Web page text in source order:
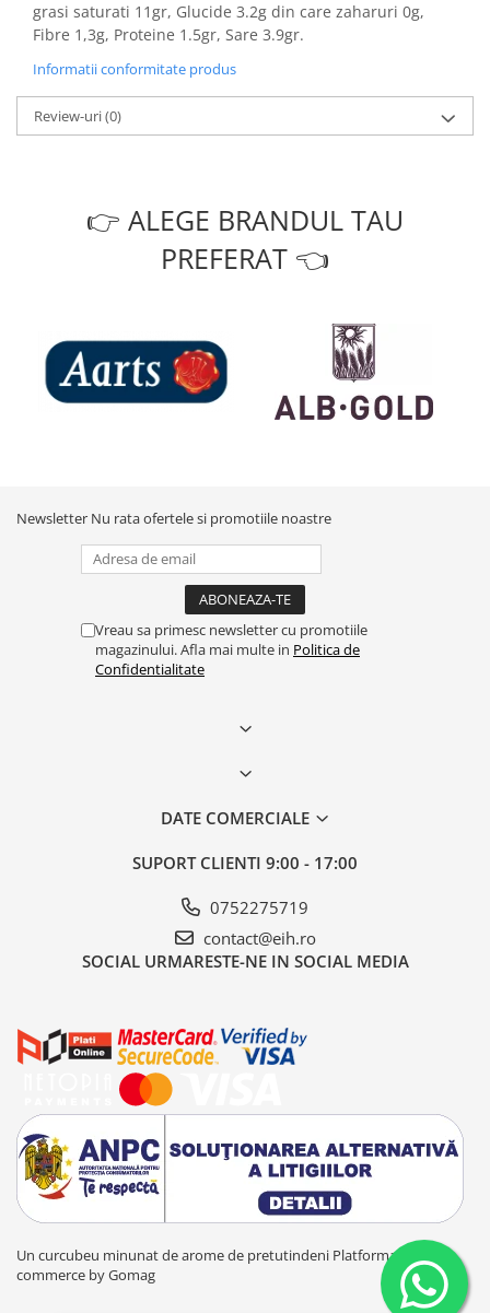
grasi saturati 11gr, Glucide 3.2g din care zaharuri 0g,
Fibre 1,3g, Proteine 1.5gr, Sare 3.9gr.
Informatii conformitate produs
Review-uri(0)
👉 ALEGE BRANDUL TAU
PREFERAT 👈
Newsletter Nu rata ofertele si promotiile noastre
Vreau sa primesc newsletter cu promotiile
magazinului. Afla mai multe in Politica de
Confidentialitate
DATE COMERCIALE
SUPORT CLIENTI 9:00 - 17:00
0752275719
contact@eih.ro
SOCIAL URMARESTE-NE IN SOCIAL MEDIA
Un curcubeu minunat de arome de pretutindeni Platforma E-
commerce by Gomag